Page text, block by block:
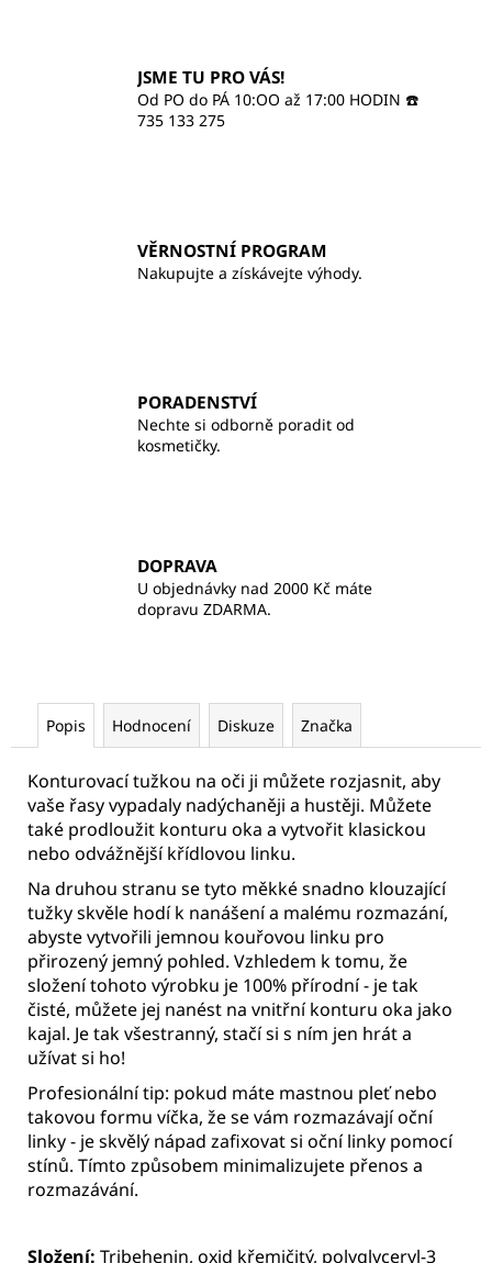
JSME TU PRO VÁS!
Od PO do PÁ 10:OO až 17:00 HODIN ☎️
735 133 275
VĚRNOSTNÍ PROGRAM
Nakupujte a získávejte výhody.
PORADENSTVÍ
Nechte si odborně poradit od
kosmetičky.
DOPRAVA
U objednávky nad 2000 Kč máte
dopravu ZDARMA.
Popis Hodnocení Diskuze Značka
Konturovací tužkou na oči ji můžete rozjasnit, aby
vaše řasy vypadaly nadýchaněji a hustěji. Můžete
také prodloužit konturu oka a vytvořit klasickou
nebo odvážnější křídlovou linku.
Na druhou stranu se tyto měkké snadno klouzající
tužky skvěle hodí k nanášení a malému rozmazání,
abyste vytvořili jemnou kouřovou linku pro
přirozený jemný pohled. Vzhledem k tomu, že
složení tohoto výrobku je 100% přírodní - je tak
čisté, můžete jej nanést na vnitřní konturu oka jako
kajal. Je tak všestranný, stačí si s ním jen hrát a
užívat si ho!
Profesionální tip: pokud máte mastnou pleť nebo
takovou formu víčka, že se vám rozmazávají oční
linky - je skvělý nápad zafixovat si oční linky pomocí
stínů. Tímto způsobem minimalizujete přenos a
rozmazávání.
Složení: Tribehenin, oxid křemičitý, polyglyceryl-3